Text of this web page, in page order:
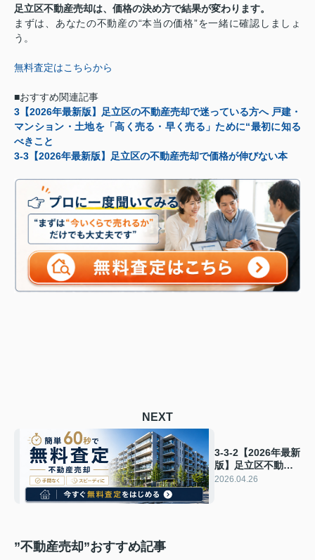
足立区不動産売却は、価格の決め方で結果が変わります。
まずは、あなたの不動産の“本当の価格”を一緒に確認しましょ
う。
無料査定はこちらから
■おすすめ関連記事
3 【2026年最新版】足立区の不動産売却で迷っている方へ 戸建・
マンション・土地を「高く売る・早く売る」ために“最初に知る
べきこと
3-3 【2026年最新版】足立区の不動産売却で価格が伸びない本
NEXT
3-3-2【2026年最新
版】足立区不動産
売却で損する人の
2026.04.26
”不動産売却”おすすめ記事